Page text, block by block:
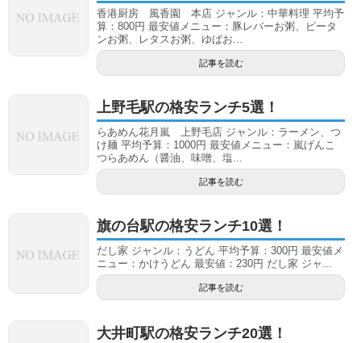
香港厨房 風香園 本店 ジャンル：中華料理 平均予
算：800円 最安値メニュー：豚レバーお粥、ピータ
ンお粥、レタスお粥、ゆばお...
記事を読む
上野毛駅の格安ランチ5選！
らあめん花月嵐 上野毛店 ジャンル：ラーメン、つ
け麺 平均予算：1000円 最安値メニュー：嵐げんこ
つらあめん（醤油、味噌、塩...
記事を読む
旗の台駅の格安ランチ10選！
だし家 ジャンル：うどん 平均予算：300円 最安値メ
ニュー：かけうどん 最安値：230円 だし家 ジャ...
記事を読む
大井町駅の格安ランチ20選！